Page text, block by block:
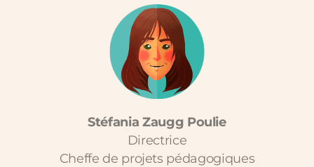
Stéfania Zaugg Poulie
Directrice
Cheffe de projets pédagogiques